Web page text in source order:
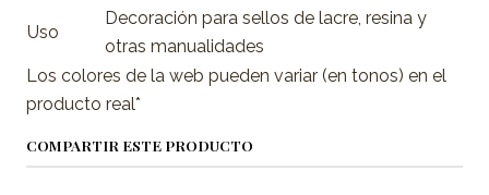
Uso
Decoración para sellos de lacre, resina y
otras manualidades
Los colores de la web pueden variar (en tonos) en el
producto real*
COMPARTIR ESTE PRODUCTO